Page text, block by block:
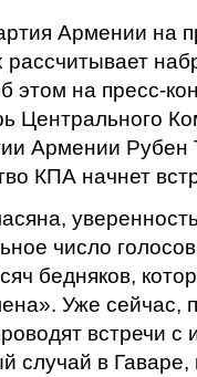
Армении на
этом на пресс-
Центрального
Армении Рубен
КПА начнет
число
бедняков,
Уже сейчас,
встречи с
случай в Гаваре,